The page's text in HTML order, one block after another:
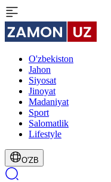
O'zbekiston
Jahon
Siyosat
Jinoyat
Madaniyat
Sport
Salomatlik
Lifestyle
O'ZB